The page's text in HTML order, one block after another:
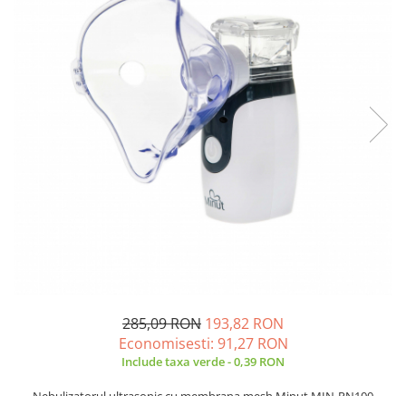
Masti pentru ten si gomaje
Tratamente si seruri pentru ten
Cadite bebe si accesorii baie
Articole igiena dentara copii
Ser fiziologic si comprese sterile
Masti chirurgicale medicale
285,09 RON 193,82 RON
Economisesti: 91,27 RON
Include taxa verde - 0,39 RON